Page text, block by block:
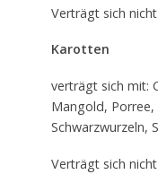
Verträgt sich
Karotten
verträgt sich mit:
Mangold, Porree,
Schwarzwurzeln,
Verträgt sich